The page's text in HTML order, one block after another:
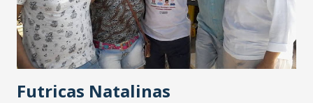
em meio à riqueza da flora brasileira, essas joias capturam a
essência de nossa biodiversidade, traduzindo a
magnificência de um país vasto e ...
Futricas Natalinas